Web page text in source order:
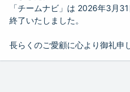
「チームナビ」は 2026年3月
終了いたしました。
長らくのご愛顧に心より御礼申